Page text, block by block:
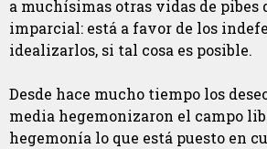
a muchísimas otras vidas de pibes
imparcial: está a favor de los
idealizarlos, si tal cosa es posible.
Desde hace mucho tiempo los
media hegemonizaron el campo
hegemonía lo que está puesto en